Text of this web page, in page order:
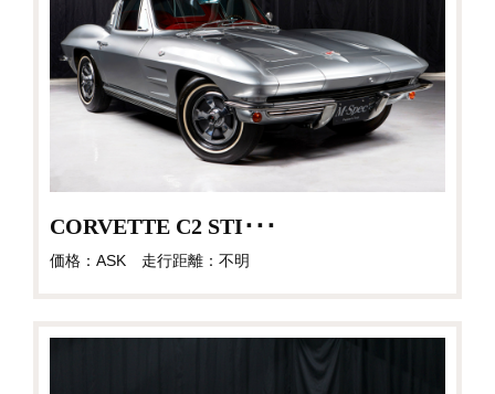
CORVETTE C2 STI･･･
価格：ASK 走行距離：不明